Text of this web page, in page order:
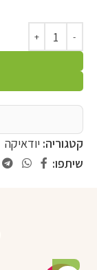
קטגוריה: יודאיקה
שיתפו: